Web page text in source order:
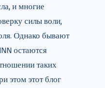
и многие
силы воли,
Однако бывают
остаются
таких
этом этот блог